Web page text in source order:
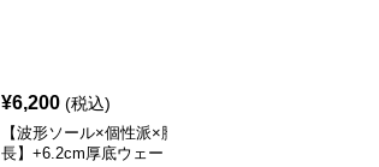
¥6,200 (税込)
【波形ソール×個性派×脚
長】+6.2cm厚底ウェー